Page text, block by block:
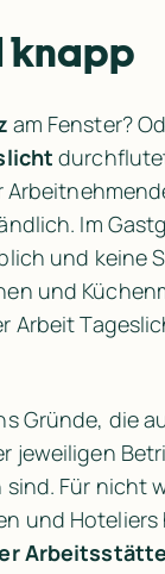
knapp
am Fenster?
Im
und keine
und
Arbeit
Gründe, die
jeweiligen
Für nicht
und